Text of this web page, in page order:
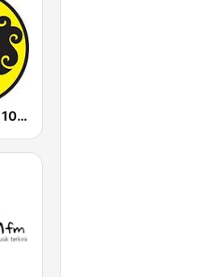
Prambors FM 102.2 Jakarta